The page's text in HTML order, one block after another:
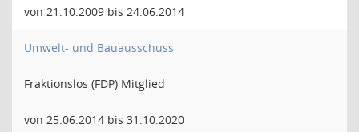
von 21.10.2009 bis 24.06.2014
Umwelt- und Bauausschuss
Fraktionslos (FDP) Mitglied
von 25.06.2014 bis 31.10.2020